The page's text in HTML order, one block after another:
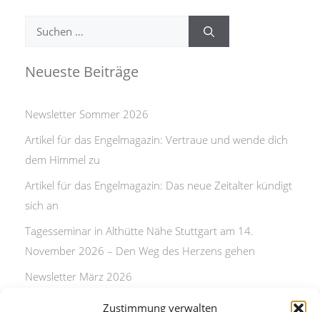
Zustimmung verwalten
Suchen
Neueste Beiträge
Newsletter Sommer 2026
Artikel für das Engelmagazin: Vertraue und wende dich
dem Himmel zu
Artikel für das Engelmagazin: Das neue Zeitalter kündigt
sich an
Tagesseminar in Althütte Nähe Stuttgart am 14.
November 2026 – Den Weg des Herzens gehen
Newsletter März 2026
Artikel für das Engelmagazin: Das neue Zeitalter kündigt